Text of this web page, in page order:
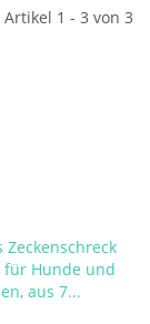
Artikel 1 - 3 von 3